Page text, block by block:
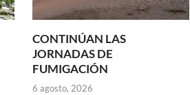
CONTINÚAN LAS
JORNADAS DE
FUMIGACIÓN
6 agosto, 2026